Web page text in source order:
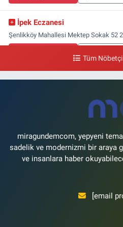
İpek Eczanesi
Şenlikköy Mahallesi Mektep Sokak 52 2
Gün Eczanesi
Yol Tarifi Al
Tüm
miragundemcom, yepyeni
sadelik ve modernizmi bir araya
ve insanlara haber
[email